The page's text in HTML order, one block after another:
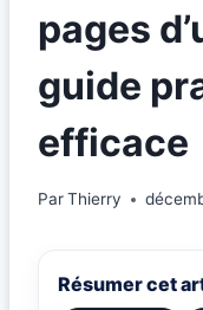
pages
guide
efficace
ParThierry
Résumer cet